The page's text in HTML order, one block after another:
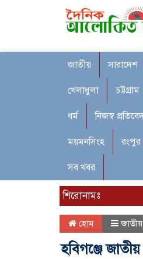
জাতীয় সারাদেশ
খেলাধুলা চট্টগ্রাম
ধর্ম নিজস্ব
ময়মনসিংহ রংপুর
সব খবর
শিরোনামঃ
হোম জাতীয়
হবিগঞ্জে